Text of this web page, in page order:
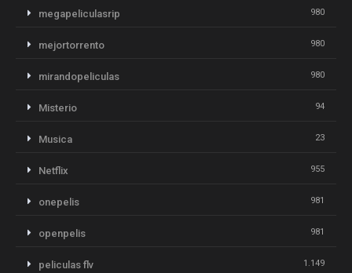
megapeliculasrip 980
mejortorrento 980
mirandopeliculas 980
Misterio 94
Musica 23
Netflix 955
onepelis 981
openpelis 981
peliculas flv 1.149